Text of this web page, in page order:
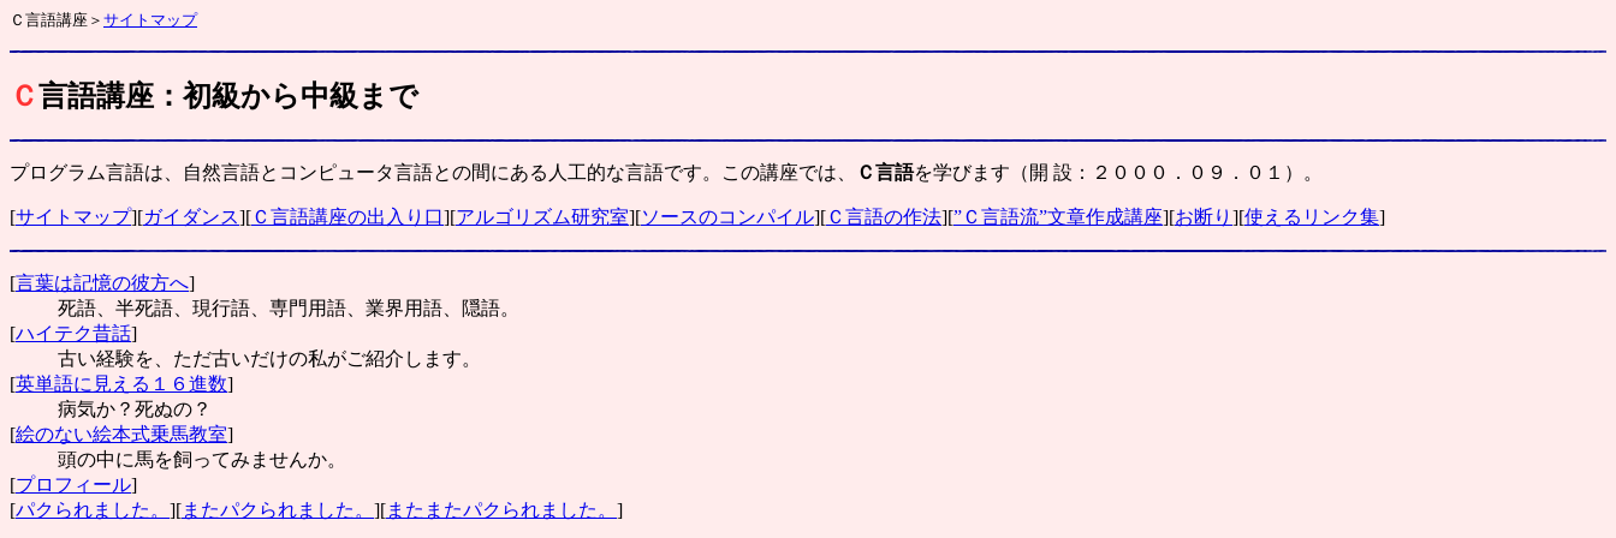
Ｃ言語講座＞ サイトマップ
Ｃ言語講座：初級から中級まで
プログラム言語は、自然言語とコンピュータ言語との間にある人工的な言語です。この講座では、 Ｃ言語を学びます（開 設：２０００．０９．０１）。
[サイトマップ][ガイダンス][Ｃ言語講座の出入り口][アルゴリズム研究室][ソースのコンパイル][Ｃ言語の作法][”Ｃ言語流”文章作成講座][お断り ][使えるリンク集]
[言葉は記憶の彼方へ]
死語、半死語、現行語、専門用語、業界用語、隠語。
[ハイテク昔話]
古い経験を、ただ古いだけの私がご紹介します。
[英単語に見える１６進数]
病気か？死ぬの？
[絵のない絵本式乗馬教室]
頭の中に馬を飼ってみませんか。
[プロフィール]
[パクられました。 ][またパクられました。 ][またまたパクられました。 ]